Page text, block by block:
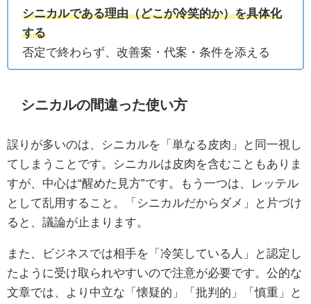
シニカルである理由（どこが冷笑的か）を具体化
する
否定で終わらず、改善案・代案・条件を添える
シニカルの間違った使い方
誤りが多いのは、シニカルを「単なる皮肉」と同一視し
てしまうことです。シニカルは皮肉を含むこともありま
すが、中心は“醒めた見方”です。もう一つは、レッテル
として乱用すること。「シニカルだからダメ」と片づけ
ると、議論が止まります。
また、ビジネスでは相手を「冷笑している人」と認定し
たように受け取られやすいので注意が必要です。公的な
文章では、より中立な「懐疑的」「批判的」「慎重」と